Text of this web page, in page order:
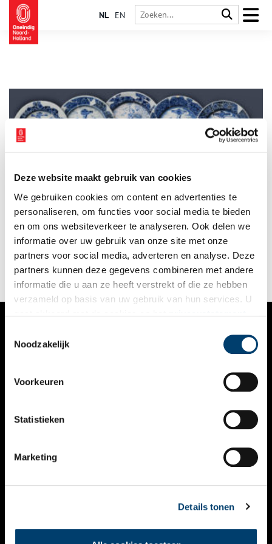
Deze website maakt gebruik van cookies
We gebruiken cookies om content en advertenties te
personaliseren, om functies voor social media te bieden
en om ons websiteverkeer te analyseren. Ook delen we
informatie over uw gebruik van onze site met onze
partners voor social media, adverteren en analyse. Deze
partners kunnen deze gegevens combineren met andere
informatie die u aan ze heeft verstrekt of die ze hebben
verzameld op basis van uw gebruik van hun services. U
Noodzakelijk
Voorkeuren
Statistieken
Marketing
Details tonen
NL EN
Op Witte Donderdag presenteert Archeologie West-Friesland
een bijzondere vondst. In een waterput achter een oude stolp
werden in 2018 vijf bijzondere Bijbelse borden gevonden. De
borden geven de identiteit van de bewoners prijs, een
identiteit die in het 17e-eeuwse Enkhuizen beter
binnenskamers kon blijven.
VERHALEN
KALENDER
THEMA’S
VIDEO’S
CONTACT